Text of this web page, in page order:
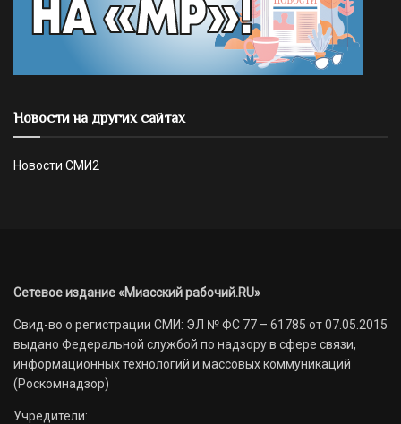
Новости на других сайтах
Новости СМИ2
Сетевое издание «Миасский рабочий.RU»
Свид-во о регистрации СМИ: ЭЛ № ФС 77 – 61785 от 07.05.2015
выдано Федеральной службой по надзору в сфере связи,
информационных технологий и массовых коммуникаций
(Роскомнадзор)
Учредители: